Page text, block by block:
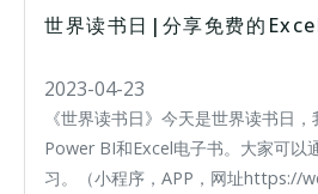
世界读书日|分享免费的
2023-04-23
《世界读书日》今天是世界读书日
Power BI和Excel电子书。大家可以
习。（小程序，APP，网址https://